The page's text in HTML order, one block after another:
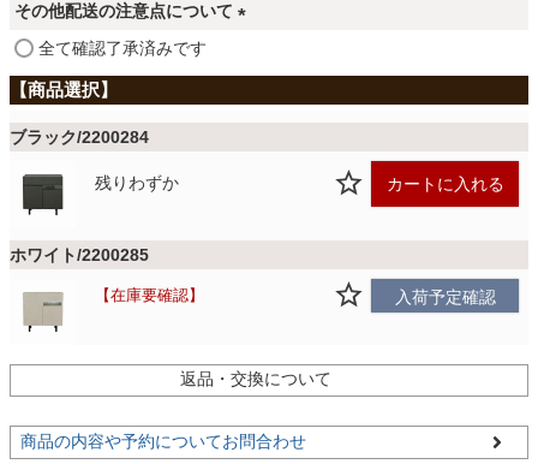
家電・照明器具
インテリア雑貨
ガーデン
その他配送の注意点について
必
須
)
全て確認了承済みです
ブラック/2200284
残りわずか カートに入れる
ホワイト/2200285
在庫要確認 入荷予定確認
返品・交換について
商品の内容や予約についてお問合わせ